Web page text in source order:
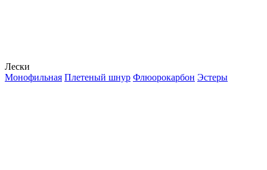
Лески
Монофильная Плетеный шнур Флюорокарбон Эстеры